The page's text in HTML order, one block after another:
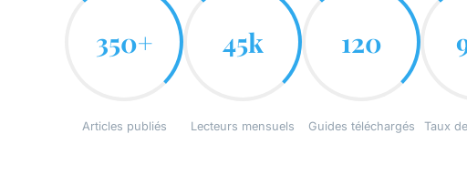
350+
Articles publiés
45k
Lecteurs mensuels
120
Guides téléchargés Taux